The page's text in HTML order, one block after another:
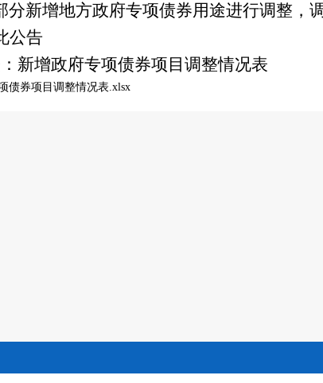
分新增地方政府专项债券用途进行调整，
公告
新增政府专项债券项目调整情况表
债券项目调整情况表.xlsx